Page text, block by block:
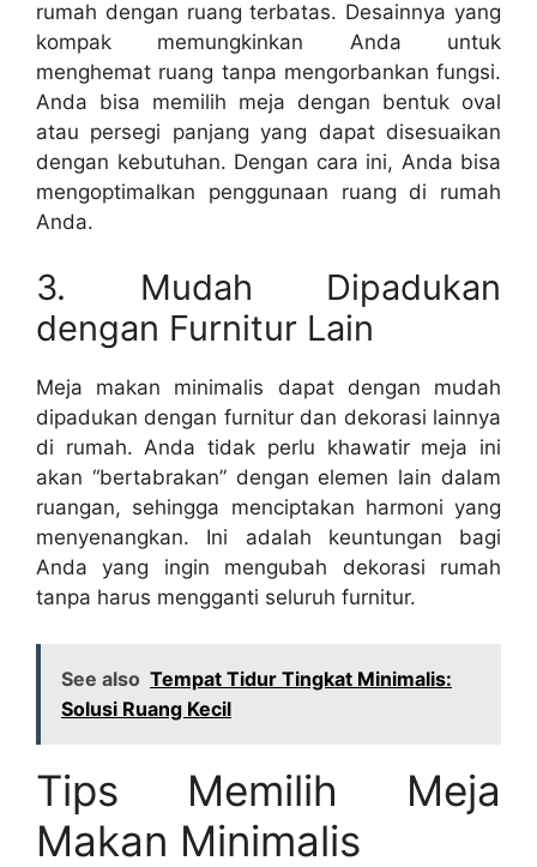
rumah dengan ruang terbatas. Desainnya yang
kompak memungkinkan Anda untuk
menghemat ruang tanpa mengorbankan fungsi.
Anda bisa memilih meja dengan bentuk oval
atau persegi panjang yang dapat disesuaikan
dengan kebutuhan. Dengan cara ini, Anda bisa
mengoptimalkan penggunaan ruang di rumah
Anda.
3. Mudah Dipadukan
dengan Furnitur Lain
Meja makan minimalis dapat dengan mudah
dipadukan dengan furnitur dan dekorasi lainnya
di rumah. Anda tidak perlu khawatir meja ini
akan “bertabrakan” dengan elemen lain dalam
ruangan, sehingga menciptakan harmoni yang
menyenangkan. Ini adalah keuntungan bagi
Anda yang ingin mengubah dekorasi rumah
tanpa harus mengganti seluruh furnitur.
See also Tempat Tidur Tingkat Minimalis:
Solusi Ruang Kecil
Tips Memilih Meja
Makan Minimalis